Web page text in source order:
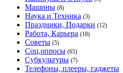
Машины (8)
Наука и Техника (3)
Праздники, Подарки (12)
Работа, Карьера (18)
Советы (5)
Соц.опросы (65)
Субкультуры (7)
Телефоны, плееры, гаджеты